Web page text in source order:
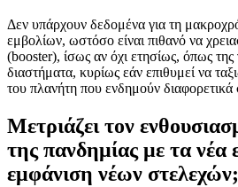
Δεν υπάρχουν δεδομένα για τη
εμβολίων, ωστόσο είναι πιθανό να
(booster), ίσως αν όχι ετησίως, όπως
διαστήματα, κυρίως εάν επιθυμεί να
του πλανήτη που ενδημούν διαφορετικά
Μετριάζει τον
της πανδημίας με τα νέα
εμφάνιση νέων στελεχών;